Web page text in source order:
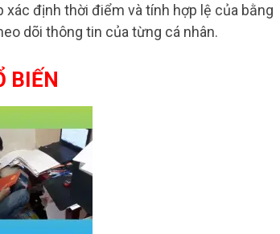
xác định thời điểm và tính hợp lệ của bằng
dõi thông tin của từng cá nhân.
BIẾN